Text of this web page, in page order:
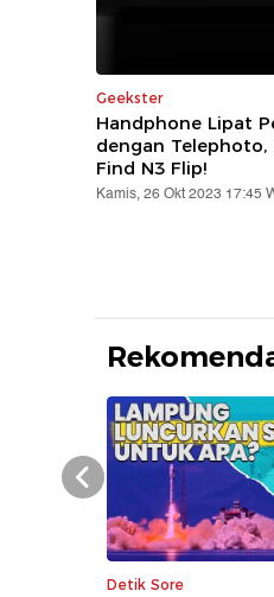
Geekster
Handphone Lipat
dengan Telephoto,
Find N3 Flip!
Kamis, 26 Okt 2023 17:45
Detik Sore
Prev